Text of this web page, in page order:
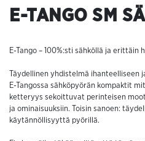
E-TANGO SM
E-Tango – 100%:sti sähköllä ja erittäin
Täydellinen yhdistelmä ihanteelliseen
E-Tangossa sähköpyörän kompaktit
ketteryys sekoittuvat perinteisen
ja ominaisuuksiin. Toisin sanoen:
käytännöllisyyttä pyörillä.